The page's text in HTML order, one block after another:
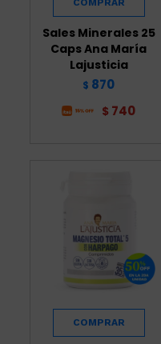
Sales Minerales 25
Caps Ana María
Lajusticia
$ 870
$ 740